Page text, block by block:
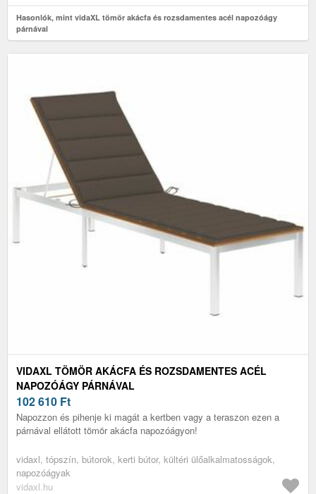
Hasonlók, mint vidaXL tömör akácfa és rozsdamentes acél napozóágy
párnával
VIDAXL TÖMÖR AKÁCFA ÉS ROZSDAMENTES ACÉL
NAPOZÓÁGY PÁRNÁVAL
102 610 Ft
Napozzon és pihenje ki magát a kertben vagy a teraszon ezen a
párnával ellátott tömör akácfa napozóágyon!
vidaxl, tópszín, bútorok, kerti bútor, kültéri ülőalkalmatosságok,
napozóágyak
vidaxl.hu